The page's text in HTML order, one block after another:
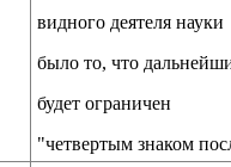
видного деятеля науки
было то, что
будет ограничен
"четвертым знаком